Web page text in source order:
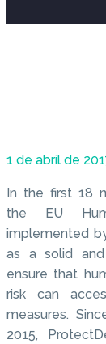
1 de abril de
In the first 18
the EU
implemented
as a solid and
ensure that
risk can
measures.
2015,